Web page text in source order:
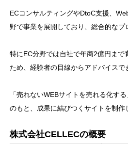
ECコンサルティングやDtoC支援、
野で事業を展開しており、総合的なプ
特にEC分野では自社で年商2億円まで
ため、経験者の目線からアドバイスで
「売れないWEBサイトを売れる化す
のもと、成果に結びつくサイトを制作
株式会社CELLECの概要